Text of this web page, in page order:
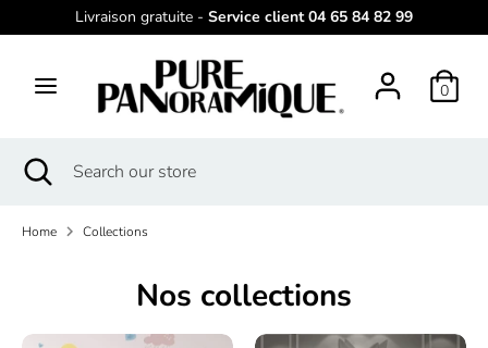
to
Livraison gratuite - Service client 04 65 84 82 99
0
L
a
g
u
a
e
Search
Search Search
Close
search
Home Collections
Nos collections